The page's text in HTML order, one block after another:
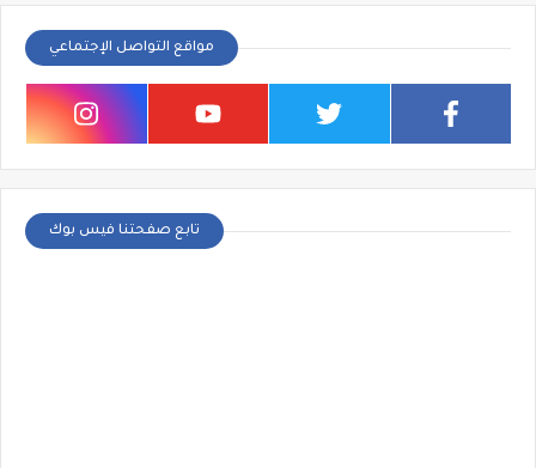
مواقع التواصل الإجتماعي
تابع صفحتنا فيس بوك